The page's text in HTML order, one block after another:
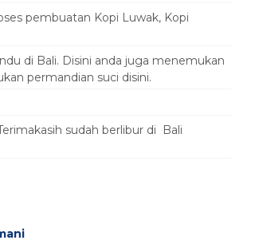
pembuatan Kopi Luwak, Kopi
di Bali. Disini anda juga menemukan
permandian suci disini.
sudah berlibur di Bali